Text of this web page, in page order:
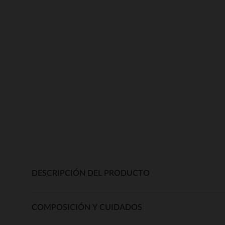
DESCRIPCIÓN DEL PRODUCTO
COMPOSICIÓN Y CUIDADOS